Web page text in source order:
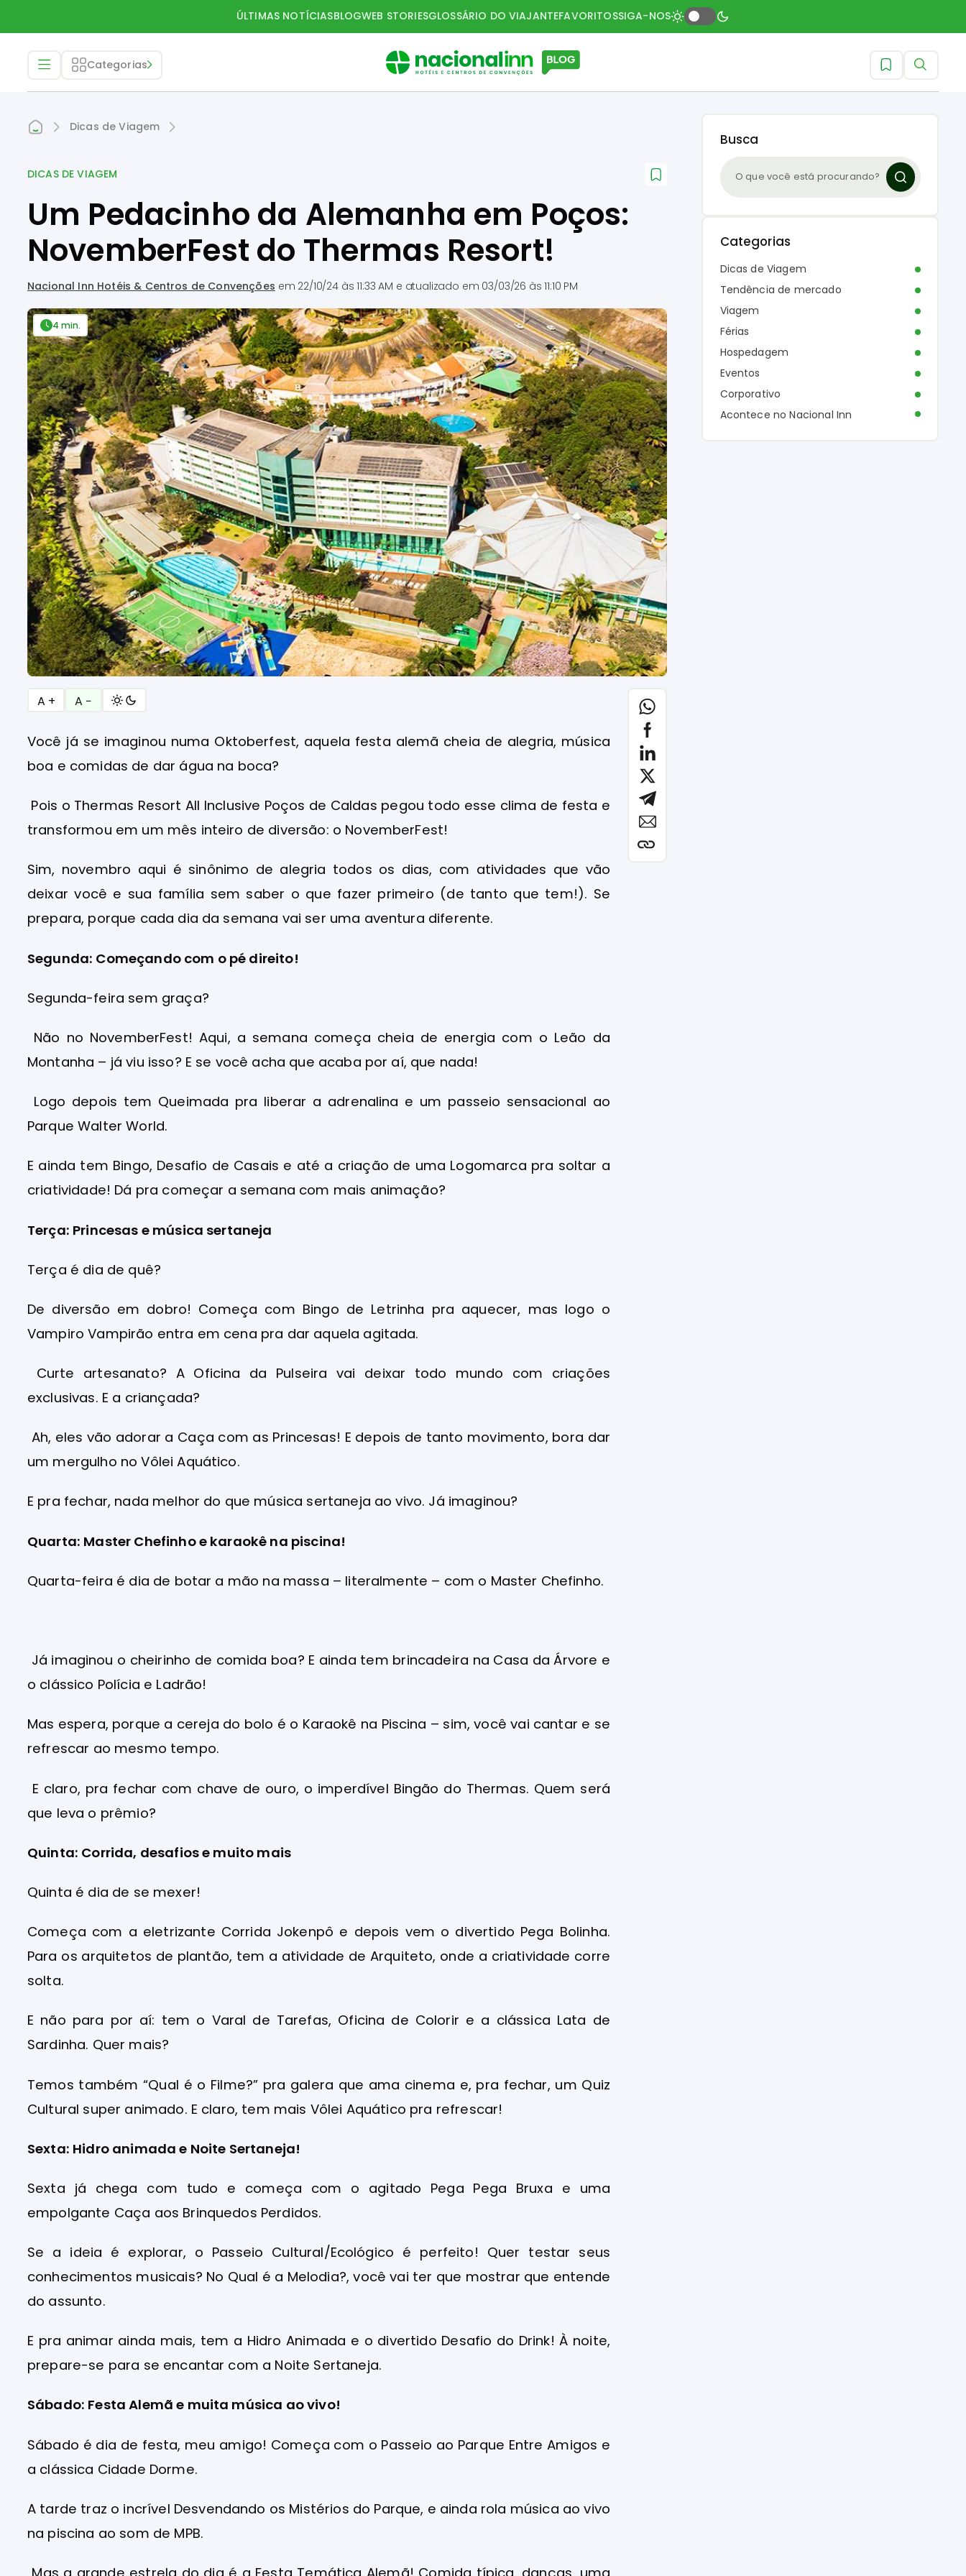
ÚLTIMAS NOTÍCIASBLOGWEB STORIESGLOSSÁRIO DO VIAJANTEFAVORITOSSIGA-NOS
Categorias
Dicas de Viagem
DICAS DE VIAGEM
Um Pedacinho da Alemanha em Poços:
NovemberFest do Thermas Resort!
Nacional Inn Hotéis & Centros de Convenções em 22/10/24 às 11:33 AM e atualizado em 03/03/26 às 11:10 PM
4 min.
A + A −
Você já se imaginou numa Oktoberfest, aquela festa alemã cheia de alegria, música
boa e comidas de dar água na boca?
Pois o Thermas Resort All Inclusive Poços de Caldas pegou todo esse clima de festa e
transformou em um mês inteiro de diversão: o NovemberFest!
Sim, novembro aqui é sinônimo de alegria todos os dias, com atividades que vão
deixar você e sua família sem saber o que fazer primeiro (de tanto que tem!). Se
prepara, porque cada dia da semana vai ser uma aventura diferente.
Segunda: Começando com o pé direito!
Segunda-feira sem graça?
Não no NovemberFest! Aqui, a semana começa cheia de energia com o Leão da
Montanha – já viu isso? E se você acha que acaba por aí, que nada!
Logo depois tem Queimada pra liberar a adrenalina e um passeio sensacional ao
Parque Walter World.
E ainda tem Bingo, Desafio de Casais e até a criação de uma Logomarca pra soltar a
criatividade! Dá pra começar a semana com mais animação?
Terça: Princesas e música sertaneja
Terça é dia de quê?
De diversão em dobro! Começa com Bingo de Letrinha pra aquecer, mas logo o
Vampiro Vampirão entra em cena pra dar aquela agitada.
Curte artesanato? A Oficina da Pulseira vai deixar todo mundo com criações
exclusivas. E a criançada?
Ah, eles vão adorar a Caça com as Princesas! E depois de tanto movimento, bora dar
um mergulho no Vôlei Aquático.
E pra fechar, nada melhor do que música sertaneja ao vivo. Já imaginou?
Quarta: Master Chefinho e karaokê na piscina!
Quarta-feira é dia de botar a mão na massa – literalmente – com o Master Chefinho.
Já imaginou o cheirinho de comida boa? E ainda tem brincadeira na Casa da Árvore e
o clássico Polícia e Ladrão!
Mas espera, porque a cereja do bolo é o Karaokê na Piscina – sim, você vai cantar e se
refrescar ao mesmo tempo.
E claro, pra fechar com chave de ouro, o imperdível Bingão do Thermas. Quem será
que leva o prêmio?
Quinta: Corrida, desafios e muito mais
Quinta é dia de se mexer!
Começa com a eletrizante Corrida Jokenpô e depois vem o divertido Pega Bolinha.
Para os arquitetos de plantão, tem a atividade de Arquiteto, onde a criatividade corre
solta.
E não para por aí: tem o Varal de Tarefas, Oficina de Colorir e a clássica Lata de
Sardinha. Quer mais?
Temos também “Qual é o Filme?” pra galera que ama cinema e, pra fechar, um Quiz
Cultural super animado. E claro, tem mais Vôlei Aquático pra refrescar!
Sexta: Hidro animada e Noite Sertaneja!
Sexta já chega com tudo e começa com o agitado Pega Pega Bruxa e uma
empolgante Caça aos Brinquedos Perdidos.
Se a ideia é explorar, o Passeio Cultural/Ecológico é perfeito! Quer testar seus
conhecimentos musicais? No Qual é a Melodia?, você vai ter que mostrar que entende
do assunto.
E pra animar ainda mais, tem a Hidro Animada e o divertido Desafio do Drink! À noite,
prepare-se para se encantar com a Noite Sertaneja.
Sábado: Festa Alemã e muita música ao vivo!
Sábado é dia de festa, meu amigo! Começa com o Passeio ao Parque Entre Amigos e
a clássica Cidade Dorme.
A tarde traz o incrível Desvendando os Mistérios do Parque, e ainda rola música ao vivo
na piscina ao som de MPB.
Busca
Categorias
Dicas de Viagem
Tendência de mercado
Viagem
Férias
Hospedagem
Eventos
Corporativo
Acontece no Nacional Inn